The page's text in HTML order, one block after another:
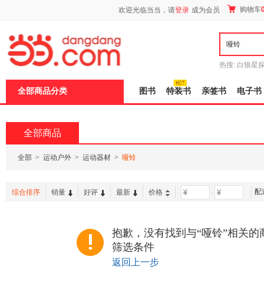
欢迎光临当当，请登录 成为会员 购物车
热搜: 白狼星
全部商品分类 图书 特装书 亲签书 电子书
全部商品
全部 > 运动户外 > 运动器材 > 哑铃
综合排序 销量 好评 最新 价格 - 配
抱歉，没有找到与“哑铃”相关
筛选条件
返回上一步
页
加